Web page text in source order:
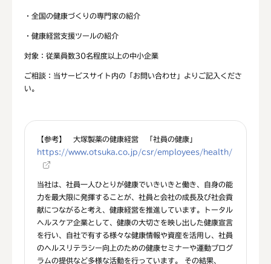
・全国の健康づくりの専門家の紹介
・健康経営支援ツールの紹介
対象：従業員数30名程度以上の中小企業
ご相談：当サービスサイト内の「お問い合わせ」よりご記入くださ
い。
【参考】 大塚製薬の健康経営 「社員の健康」
https://www.otsuka.co.jp/csr/employees/health/
当社は、社員一人ひとりが健康でいきいきと働き、自身の能
力を最大限に発揮することが、社員と会社の成長及び社会貢
献につながると考え、健康経営を推進しています。トータル
ヘルスケア企業として、健康の大切さを映し出した健康宣言
を行い、自社で有する様々な健康情報や資産を活用し、社員
のヘルスリテラシー向上のための健康セミナーや運動プログ
ラムの提供など多様な活動を行っています。 その結果、